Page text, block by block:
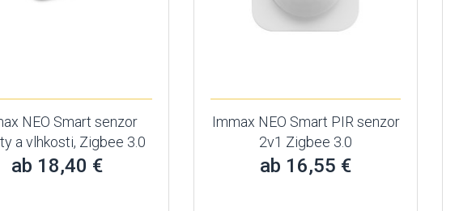
NEO Smart senzor
a vlhkosti, Zigbee 3.0
ab 18,40 €
Immax NEO Smart PIR senzor
2v1 Zigbee 3.0
ab 16,55 €